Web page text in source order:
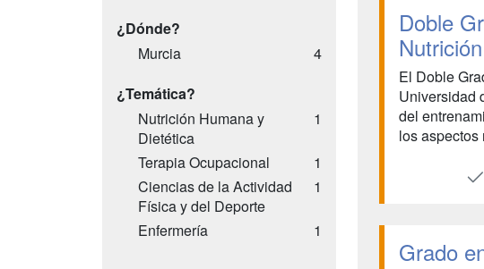
¿Dónde?
Murcia
4
¿Temática?
Nutrición Humana y
Dietética
1
Terapia Ocupacional
1
Ciencias de la Actividad
Física y del Deporte
1
Enfermería 1
Doble
El Doble
Universidad
del
los aspectos
Grado